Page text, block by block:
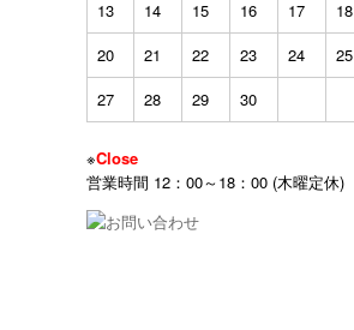
13
14 15 16 17 18
20
21 22 23 24 25
27
28 29 30
※Close
営業時間 12：00～18：00 (木曜定休)